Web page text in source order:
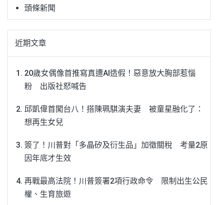
頭條新聞
近期文章
20歲女偶像首推寫真遭AI造假！惡意放大胸部惹惱
粉 出版社怒喊告
邱凱偉首闖台八！搭陳珮騏演夫妻 被童星融化了：
想再生女兒
簽了！川普對「多晶矽及衍生品」加徵關稅 考量2原
因年底才生效
再戰最高法院！川普簽署2項行政命令 限制出生公民
權、生育旅遊